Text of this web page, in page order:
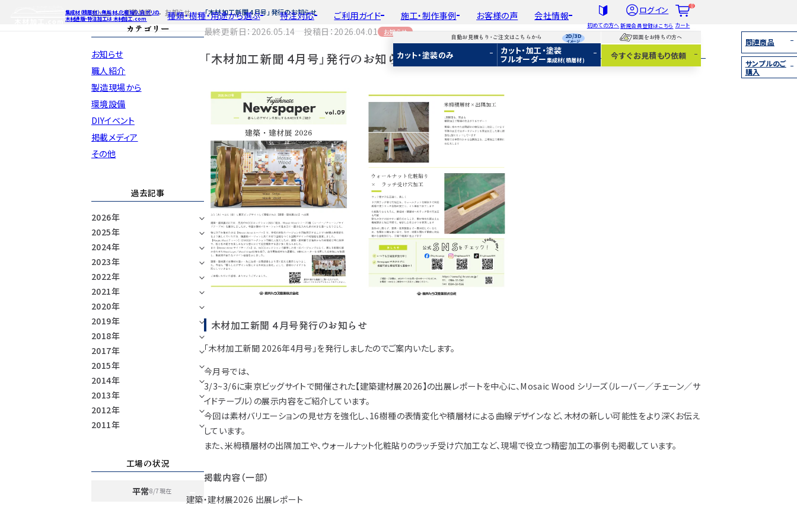
集成材（積層材）、無垢材、化粧貼り、白ポリの
木材通販・特注加工は 木材加工.com
種類・樹種・用途から選ぶ
種類・樹種・用途から選ぶ Choose by Type and Purpose
カット・塗装のみ
カット・加工・塗装
フルオーダー 集成材(積層材)
2D/3D
イメージ
図面をお持ちの方へ
今すぐお見積もり依頼
関連商品
サンプルのご購入
種類から選ぶ
用途などから選ぶ
取扱木材と選び方
特注対応
Processing
集成材(積層材)
2D/3D
イメージ
図面をお持ちの方へ
今すぐお見積もり依頼
関連商品
サンプルのご購入
平面加工
表面仕上
塗装
木材加工講座
製作工程とこだわり
ご利用ガイド
ご利用ガイドGuide
カット・塗装のみ
カット・加工・塗装
フルオーダー集成材(積層材)
2D/3D
イメージ
図面をお持ちの方へ
今すぐお見積もり依頼
関連商品
サンプルのご購入
初めての方へ
お見積もり・ご注文方法について
変更・キャンセル・
返品・交換について
納期・配送について
送料について
お支払いについて
注意事項とよくある質問
施工・制作事例
施工・制作事例 Production Example
カット・塗装のみ
カット・加工・塗装
フルオーダー 集成材(積層材)
図面をお持ちの方へ
今すぐお見積もり依頼
関連商品
サンプルのご購入
工場製作事例
カウンター・天板
テーブル・机
オーディオ関連
階段
プレート・表札
子ども・孫のためのDIY
新生活
アイディア作品・クラフト
フォトコンテスト
お客様の声 会社情報
会社概要
初めての方へ
ログイン
新規会員登録はこちら カート
0
自動お見積もり・ご注文はこちらから
カット・塗装のみ カット・加工・塗装
フルオーダー集成材(積層材)
2D/3D
イメージ
図面をお持ちの方へ
今すぐお見積もり依頼
ホーム 新着情報 お知らせ 「木材加工新聞 4月号」発行のお知らせ
関連商品
サンプルのご
購入
最終更新日：2026.05.14 投稿日：2026.04.01 お知らせ
「木材加工新聞 4月号」発行のお知らせ
木材加工新聞 4月号発行のお知らせ
「木材加工新聞 2026年4月号」を発行しましたのでご案内いたします。
今月号では、
3/3~3/6に東京ビッグサイトで開催された【建築建材展2026】の出展レポートを中心に、Mosaic Wood シリーズ（ルーバー／チェーン／サ
イドテーブル）の展示内容をご紹介しています。
今回は素材バリエーションの見せ方を強化し、16樹種の表情変化や積層材による曲線デザインなど、木材の新しい可能性をより深くお伝え
しています。
また、米栂積層材の出隅加工や、ウォールナット化粧貼りのラッチ受け穴加工など、現場で役立つ精密加工の事例も掲載しています。
掲載内容（一部）
建築・建材展2026 出展レポート
カテゴリー
お知らせ
職人紹介
製造現場から
環境設備
DIYイベント
掲載メディア
その他
過去記事
2026年
2025年
2024年
2023年
2022年
2021年
2020年
2019年
2018年
2017年
2015年
2014年
2013年
2012年
2011年
工場の状況
平常8/7現在